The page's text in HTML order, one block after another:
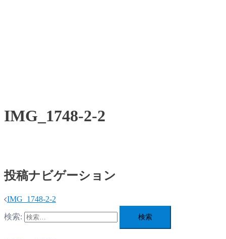
IMG_1748-2-2
投稿ナビゲーション
IMG_1748-2-2
検索: